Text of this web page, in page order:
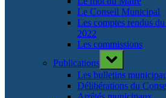
Le Conseil Municipal
Les comptes rendus
2022
Les commissions
Publications
Toggle
sub-
menu
Les bulletins
Délibérations du